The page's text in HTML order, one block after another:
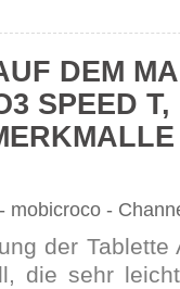
DEM
SPEED T,
mobicroco -
der Tablette
die sehr